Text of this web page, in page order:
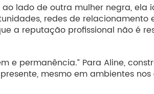
lado de outra mulher negra,
redes de relacionamento
a reputação profissional não é
e permanência.” Para Aline,
mesmo em ambientes